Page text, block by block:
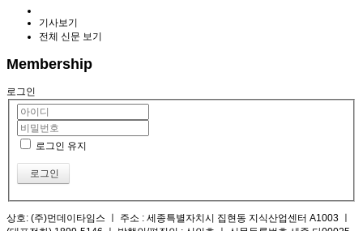
기사보기
전체 신문 보기
Membership
로그인
로그인 유지
로그인
상호: (주)먼데이타임스 ㅣ 주소 : 세종특별자치시 집현동 지식산업센터 A1003 ㅣ